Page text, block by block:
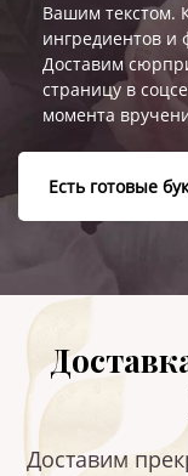
Вашим текстом.
ингредиентов и
Доставим
страницу в
момента
Есть готовые
Доставим